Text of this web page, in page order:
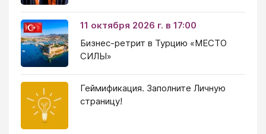
11 октября 2026 г. в 17:00
Бизнес-ретрит в Турцию «МЕСТО
СИЛЫ»
Геймификация. Заполните Личную
страницу!